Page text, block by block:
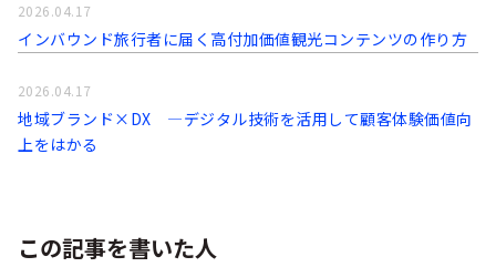
インバウンド旅行者に届く高付加価値観光コンテンツの作り方
2026.04.17
地域ブランド×DX ―デジタル技術を活用して顧客体験価値向
上をはかる
2026.04.17
この記事を書いた人